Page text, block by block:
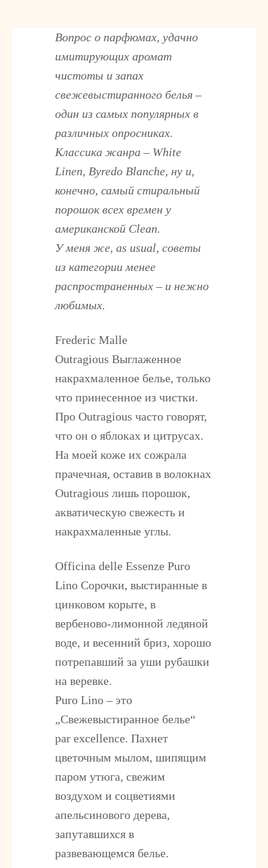
Вопрос о парфюмах, удачно
имитирующих аромат
чистоты и запах
свежевыстиранного белья –
один из самых популярных в
различных опросниках.
Классика жанра – White
Linen, Byredo Blanche, ну и,
конечно, самый стиральный
порошок всех времен у
американской Clean.
У меня же, as usual, советы
из категории менее
распространенных – и нежно
любимых.
Frederic Malle
Outragious Выглаженное
накрахмаленное белье, только
что принесенное из чистки.
Про Outragious часто говорят,
что он о яблоках и цитрусах.
На моей коже их сожрала
прачечная, оставив в волокнах
Outragious лишь порошок,
акватическую свежесть и
накрахмаленные углы.
Officina delle Essenze Puro
LinoСорочки, выстиранные в
цинковом корыте, в
вербеново-лимонной ледяной
воде, и весенний бриз, хорошо
потрепавший за уши рубашки
на веревке.
Puro Lino – это
„Свежевыстиранное белье“
par excellence. Пахнет
цветочным мылом, шипящим
паром утюга, свежим
воздухом и соцветиями
апельсинового дерева,
запутавшихся в
развевающемся белье.